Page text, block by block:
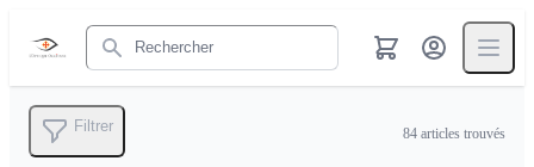
Rechercher
Filtrer 84 articles trouvés